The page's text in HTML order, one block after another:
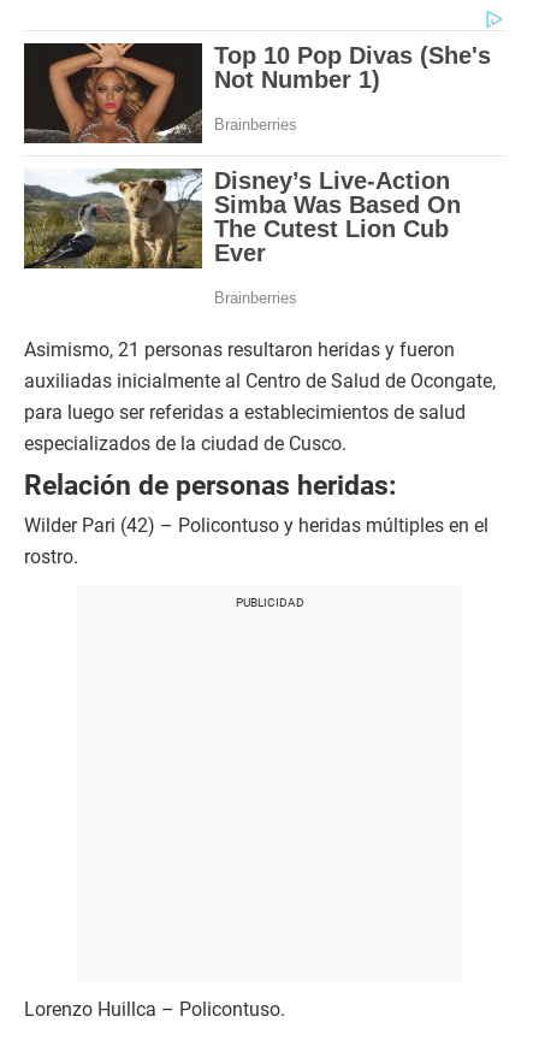
Asimismo, 21 personas resultaron heridas y fueron
auxiliadas inicialmente al Centro de Salud de Ocongate,
para luego ser referidas a establecimientos de salud
especializados de la ciudad de Cusco.
Relación de personas heridas:
Wilder Pari (42) – Policontuso y heridas múltiples en el
rostro.
Lorenzo Huillca – Policontuso.